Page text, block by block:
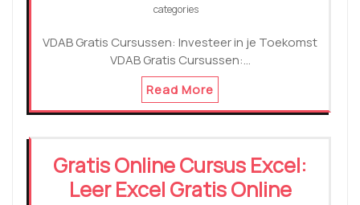
categories
VDAB Gratis Cursussen: Investeer in je Toekomst
VDAB Gratis Cursussen:…
Read More
Gratis Online Cursus Excel:
Leer Excel Gratis Online